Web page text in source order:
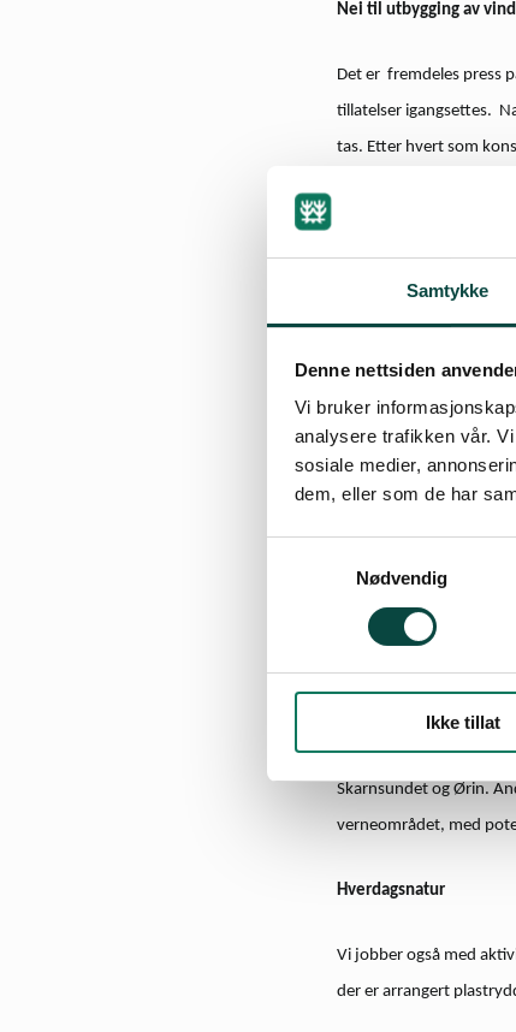
Samtykke
Denne nettsiden
Vi bruker
analysere trafikken vår.
sosiale medier,
dem, eller som de har
Nødvendig
Ikke tillat
Nei til utbygging av
Det er fremdeles press
tillatelser igangsettes.
tas. Etter hvert som
konsekvenser, og er
matdyrking eller
Marint vern
Det er ikke bare på
Skarnsundet og Ørin.
verneområdet, med
Hverdagsnatur
Vi jobber også med
der er arrangert